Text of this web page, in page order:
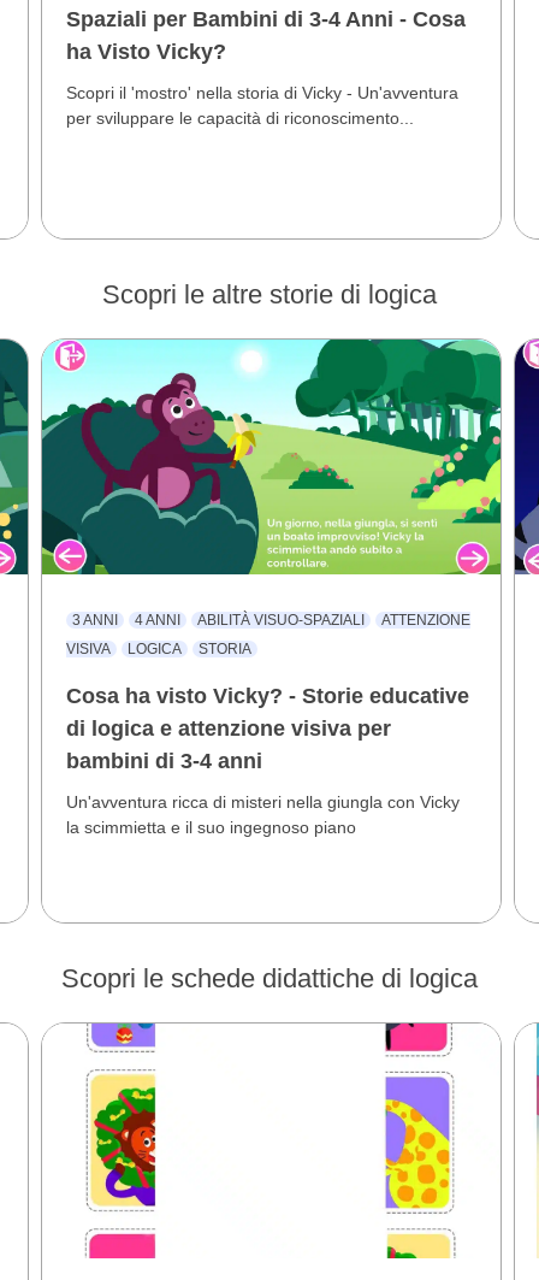
Spaziali per Bambini di 3-4 Anni - Cosa
ha Visto Vicky?
Scopri il 'mostro' nella storia di Vicky - Un'avventura
per sviluppare le capacità di riconoscimento...
Scopri le altre storie di logica
3 ANNI 4 ANNI ABILITÀ VISUO-SPAZIALI
ATTENZIONE
VISIVA
LOGICA STORIA
Cosa ha visto Vicky? - Storie educative
di logica e attenzione visiva per
bambini di 3-4 anni
Un'avventura ricca di misteri nella giungla con Vicky
la scimmietta e il suo ingegnoso piano
Scopri le schede didattiche di logica